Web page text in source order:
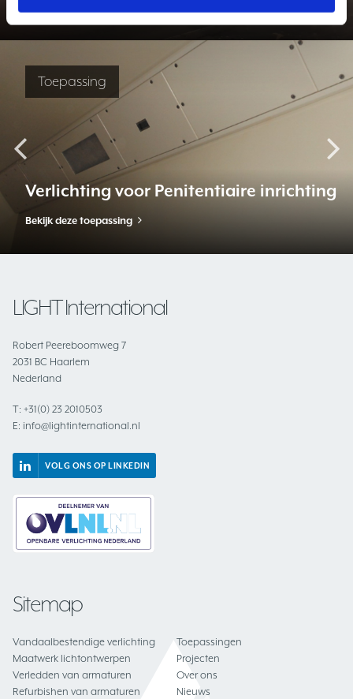
Toepassing
Verlichting voor Penitentiaire inrichting
Bekijk deze toepassing
LIGHT International
Robert Peereboomweg 7
2031 BC Haarlem
Nederland
T: +31(0) 23 2010503
E: info@lightinternational.nl
VOLG ONS OP LINKEDIN
Sitemap
Vandaalbestendige verlichting
Maatwerk lichtontwerpen
Verledden van armaturen
Refurbishen van armaturen
Toepassingen
Projecten
Over ons
Nieuws